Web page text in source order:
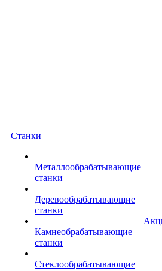
Станки
Металлообрабатывающие
станки
Деревообрабатывающие
станки
Камнеобрабатывающие
станки
Стеклообрабатывающие